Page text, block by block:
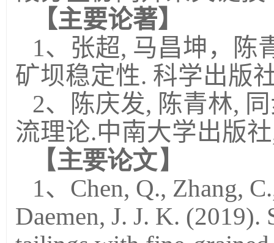
【主要论著】
1、张超, 马昌坤，陈
矿坝稳定性. 科学出版
2、陈庆发, 陈青林,
流理论.中南大学出版
【主要论文】
1、Chen, Q., Zhang,
Daemen, J. J. K.